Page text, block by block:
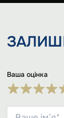
Ваша оцінка